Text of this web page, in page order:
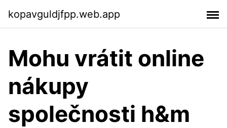
kopavguldjfpp.web.app
Mohu vrátit online
nákupy
společnosti h&m